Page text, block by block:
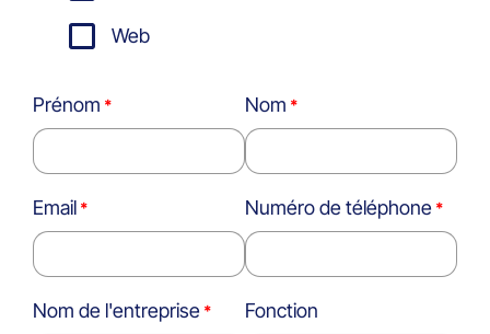
Web
Prénom Nom
Email Numéro de téléphone
Nom de l'entreprise Fonction